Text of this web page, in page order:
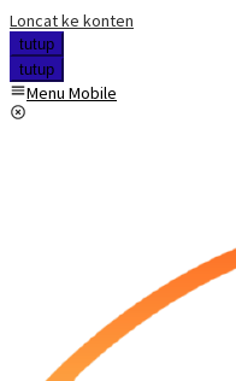
Loncat ke konten
tutup
tutup
Menu Mobile